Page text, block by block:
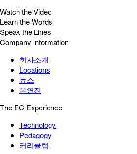
Watch the Video
Learn the Words
Speak the Lines
Company Information
회사소개
Locations
뉴스
운영진
The EC Experience
Technology
Pedagogy
커리큘럼